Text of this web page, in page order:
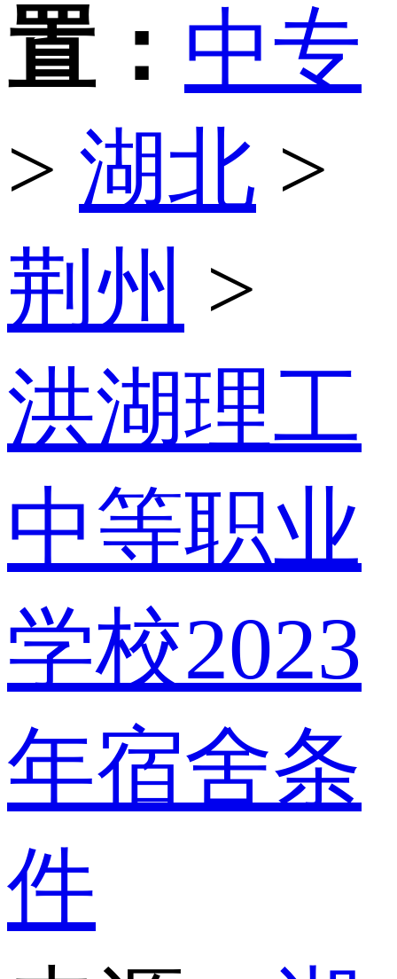
置： 中专
> 湖北 >
荆州 >
洪湖理工
中等职业
学校2023
年宿舍条
件